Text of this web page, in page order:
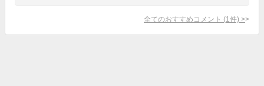
全てのおすすめコメント (1 件) >